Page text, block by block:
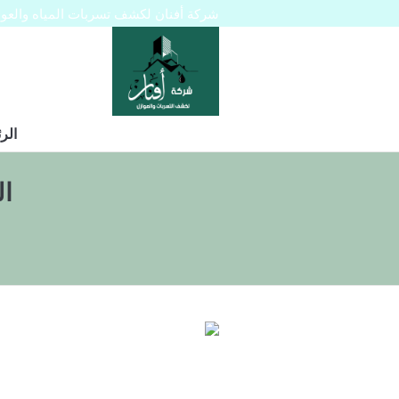
شركة أفنان لكشف تسربات المياه والعوازل